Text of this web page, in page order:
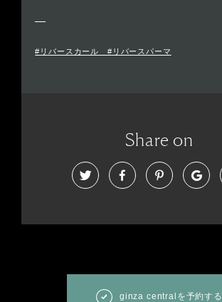
#リバースカール #リバースパーマ
Share on
ginza centralを予約する